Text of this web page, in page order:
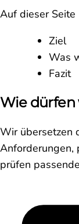
Auf dieser Seite
Ziel
Was
Fazit
Wie dürfen
Wir übersetzen
Anforderungen,
prüfen